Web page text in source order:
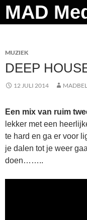
Ga
naar
Zoeken
MUZIEK
DEEP
12 JULI 2014
Een mix van ruim
lekker met een
te hard en ga er voor
je dalen tot je weer
doen……..